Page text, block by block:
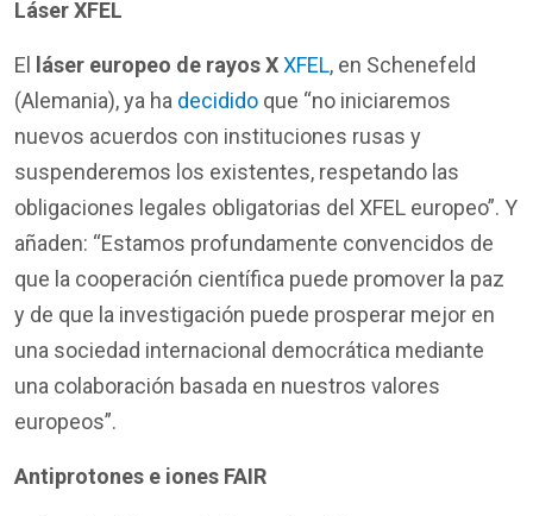
Láser XFEL
El láser europeo de rayos XXFEL, en Schenefeld
(Alemania), ya ha decidido que “no iniciaremos
nuevos acuerdos con instituciones rusas y
suspenderemos los existentes, respetando las
obligaciones legales obligatorias del XFEL europeo”. Y
añaden: “Estamos profundamente convencidos de
que la cooperación científica puede promover la paz
y de que la investigación puede prosperar mejor en
una sociedad internacional democrática mediante
una colaboración basada en nuestros valores
europeos”.
Antiprotones e iones FAIR